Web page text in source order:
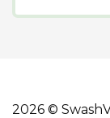
2026 ©